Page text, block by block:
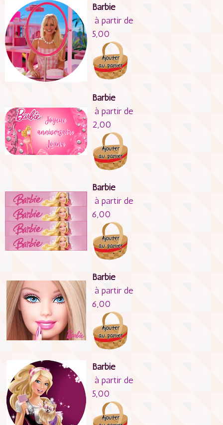
Barbie
à partir de
5,00
Barbie
à partir de
2,00
Barbie
à partir de
6,00
Barbie
à partir de
6,00
Barbie
à partir de
5,00